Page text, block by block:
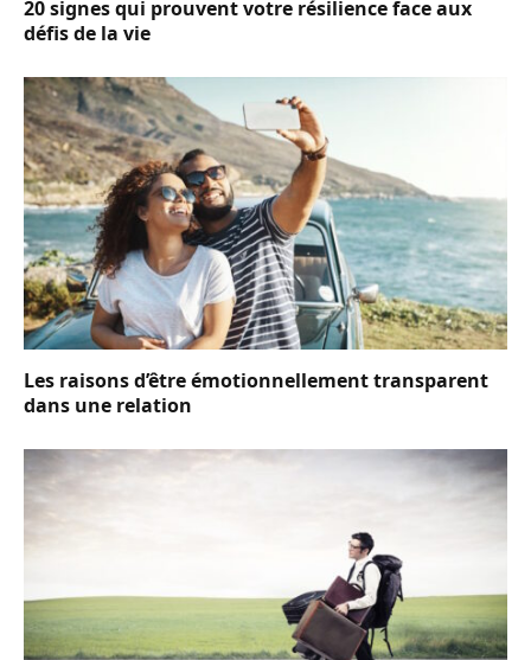
20 signes qui prouvent votre résilience face aux
défis de la vie
Les raisons d’être émotionnellement transparent
dans une relation